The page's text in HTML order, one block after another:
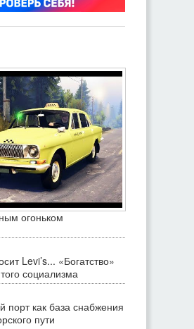
огоньком
Levi’s... «Богатство»
социализма
порт как база снабжения
пути